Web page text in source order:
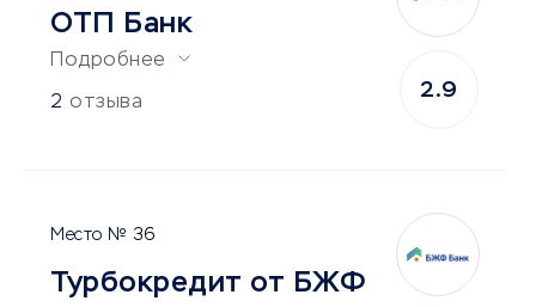
ОТП Банк
Подробнее
2 отзыва
2.9
36
Турбокредит от БЖФ